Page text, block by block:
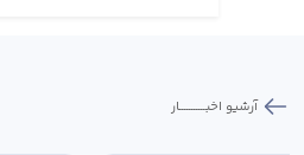
آرشیو اخبـــــــــــار